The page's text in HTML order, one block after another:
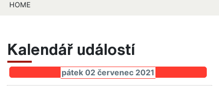
HOME
Kalendář událostí
pátek 02 červenec 2021